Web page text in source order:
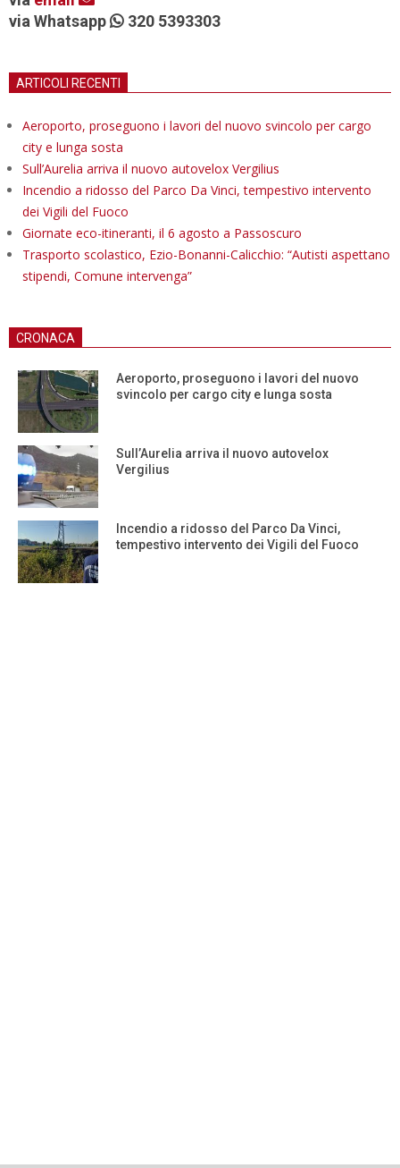
via Whatsapp
320 5393303
ARTICOLI RECENTI
Aeroporto, proseguono i lavori del nuovo svincolo per cargo
city e lunga sosta
Sull’Aurelia arriva il nuovo autovelox Vergilius
Incendio a ridosso del Parco Da Vinci, tempestivo intervento
dei Vigili del Fuoco
Giornate eco-itineranti, il 6 agosto a Passoscuro
Trasporto scolastico, Ezio-Bonanni-Calicchio: “Autisti aspettano
stipendi, Comune intervenga”
CRONACA
Aeroporto, proseguono i lavori del nuovo
svincolo per cargo city e lunga sosta
Sull’Aurelia arriva il nuovo autovelox
Vergilius
Incendio a ridosso del Parco Da Vinci,
tempestivo intervento dei Vigili del Fuoco